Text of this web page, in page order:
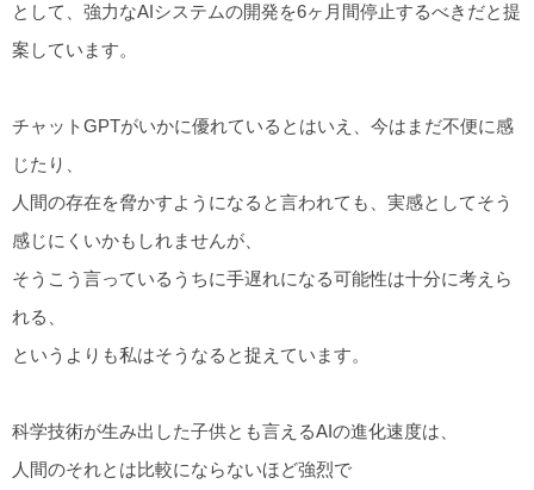
として、強力なAIシステムの開発を6ヶ月間停止するべきだと提
案しています。
チャットGPTがいかに優れているとはいえ、今はまだ不便に感
じたり、
人間の存在を脅かすようになると言われても、実感としてそう
感じにくいかもしれませんが、
そうこう言っているうちに手遅れになる可能性は十分に考えら
れる、
というよりも私はそうなると捉えています。
科学技術が生み出した子供とも言えるAIの進化速度は、
人間のそれとは比較にならないほど強烈で